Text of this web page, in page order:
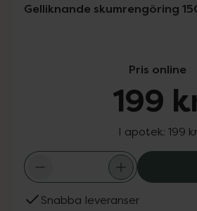
Gelliknande skumrengöring
Pris online
199
I apotek: 199 kr
Snabba leveranser